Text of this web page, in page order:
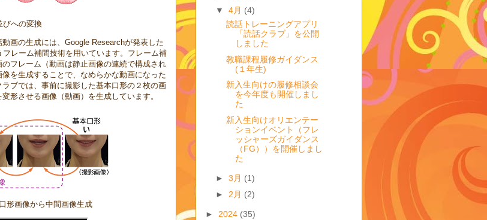
びへの変換
画の生成には、Google Researchが発表した
フレーム補間技術を用いています。フレーム補
フレーム（動画は静止画像の連続で構成され
を生成することで、なめらかな動画になった
ブでは、事前に撮影した基本口形の２枚の画
形させる画像（動画）を生成しています。
形画像から中間画像生成
▼ 4月 (4)
読話トレーニングアプリ
「読話クラブ」を公開
しました
教職課程履修ガイダンス
(１年生)
新入生向けの履修相談会
を今年度も開催しまし
た
新入生向けオリエンテー
ションイベント（フレ
ッシャーズガイダンス
（FG））を開催しまし
た
► 3月 (1)
► 2月 (2)
► 2024 (35)